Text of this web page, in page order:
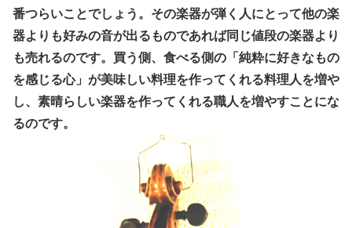
番つらいことでしょう。その楽器が弾く人にとって他の楽
器よりも好みの音が出るものであれば同じ値段の楽器より
も売れるのです。買う側、食べる側の「純粋に好きなもの
を感じる心」が美味しい料理を作ってくれる料理人を増や
し、素晴らしい楽器を作ってくれる職人を増やすことにな
るのです。